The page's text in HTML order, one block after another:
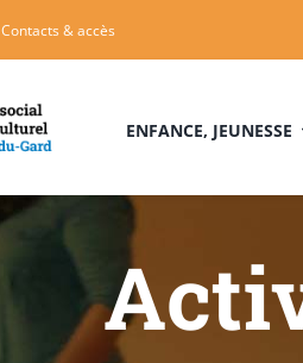
Contacts & accès
ENFANCE, JEUNESSE